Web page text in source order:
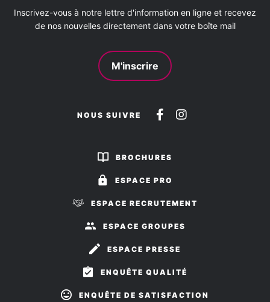
Inscrivez-vous à notre lettre d'information en ligne et recevez
de nos nouvelles directement dans votre boîte mail
M'inscrire
NOUS SUIVRE
Suivez-
sur
Suivez-
BROCHURES
ESPACE PRO
ESPACE RECRUTEMENT
ESPACE GROUPES
ESPACE PRESSE
ENQUÊTE QUALITÉ
ENQUÊTE DE SATISFACTION